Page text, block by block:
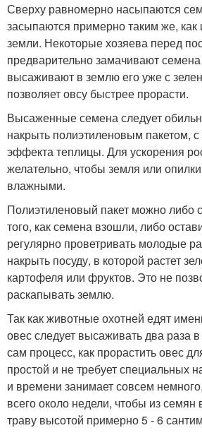
Сверху равномерно насыпаются
засыпаются примерно таким же,
земли. Некоторые хозяева перед
предварительно замачивают
высаживают в землю его уже с
позволяет овсу быстрее прорасти.
Высаженные семена следует
накрыть полиэтиленовым пакетом,
эффекта теплицы. Для ускорения
желательно, чтобы земля или
влажными.
Полиэтиленовый пакет можно либо
того, как семена взошли, либо
регулярно проветривать молодые
накрыть посуду, в которой растет
картофеля или фруктов. Это не
раскапывать землю.
Так как животные охотней едят
овес следует высаживать два раза
сам процесс, как прорастить овес
простой и не требует специальных
и времени занимает совсем
всего около недели, чтобы из семян
траву высотой примерно 5 - 6